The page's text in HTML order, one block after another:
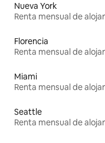
Nueva York
Florencia
Miami
Seattle